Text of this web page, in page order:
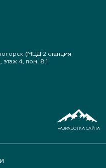
(МЦД 2 станция
4, пом. 8.1
РАЗРАБОТКА САЙТА